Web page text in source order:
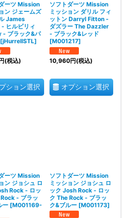
ーツ Mission
ン ジェームズ
James
ヒルビリィ
- ブラック&パ
[jHurrellSTL]
(税込)
ション選択
ソフトダーツ Mission
ミッション ダリル フィ
ットン Darryl Fitton -
ダズラー The Dazzler
- ブラック&レッド
[M001217]
10,960円(税込)
オプション選択
ーツ Mission
ン ジョシュ ロ
Rock - ロッ
- ブラッ
ー [M001169-
ソフトダーツ Mission
ミッション ジョシュ ロ
ック Josh Rock - ロッ
ク The Rock - ブラッ
ク&ブルー [M001173]